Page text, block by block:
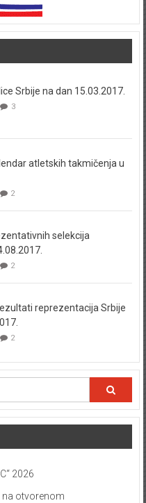
Srbije na dan 15.03.2017.
3
atletskih takmičenja u
2
selekcija
2
reprezentacija Srbije
2
2026
na otvorenom